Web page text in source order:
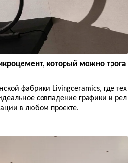
который можно трога
фабрики Livingceramics, где тех
совпадение графики и рел
в любом проекте.